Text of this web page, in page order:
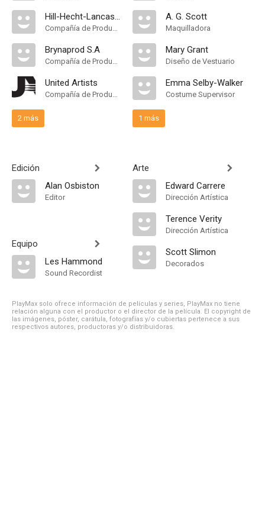
Hill-Hecht-Lancaster Productions
Compañía de Produccion
Brynaprod S.A
Compañía de Produccion
United Artists
Compañía de Produccion
2 más
Edición
Alan Osbiston
Editor
Equipo
Les Hammond
Sound Recordist
A. G. Scott
Maquilladora
Mary Grant
Diseño de Vestuario
Emma Selby-Walker
Costume Supervisor
1 más
Arte
Edward Carrere
Dirección Artística
Terence Verity
Dirección Artística
Scott Slimon
Decorados
PlayMax solo ofrece información de películas y series, PlayMax no tiene
relación alguna con el productor o el director de la película. El copyright de
las imágenes, póster, carátula, fotografías y/o cubiertas pertenece a sus
respectivos autores, productoras y/o distribuidoras.